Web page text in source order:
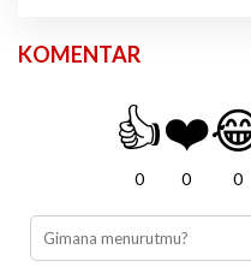
KOMENTAR
👍
0
❤️
0 0